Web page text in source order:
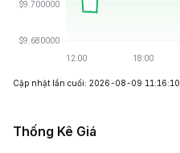
Cập nhật lần cuối: 2026-08-09 11:16:10
Thống Kê Giá